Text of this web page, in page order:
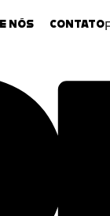
NÓS CONTATO